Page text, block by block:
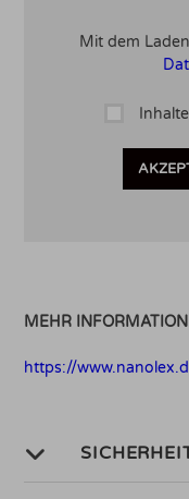
Mit dem
MEHR
https://